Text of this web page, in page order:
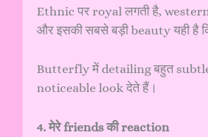
Ethnic पर royal लगती है,
और इसकी सबसे बड़ी beauty यही है कि
Butterfly में detailing बहुत subtle
noticeable look देते हैं।
4. मेरे friends की reaction